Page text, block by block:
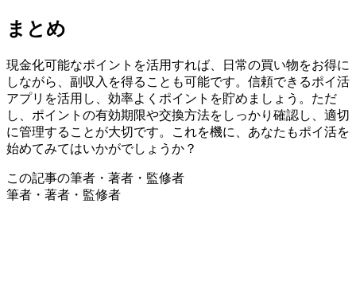
まとめ
現金化可能なポイントを活用すれば、日常の買い物をお得に
しながら、副収入を得ることも可能です。信頼できるポイ活
アプリを活用し、効率よくポイントを貯めましょう。ただ
し、ポイントの有効期限や交換方法をしっかり確認し、適切
に管理することが大切です。これを機に、あなたもポイ活を
始めてみてはいかがでしょうか？
この記事の筆者・著者・監修者
筆者・著者・監修者